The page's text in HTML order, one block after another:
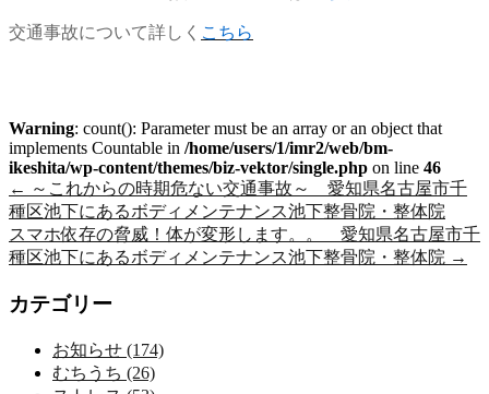
交通事故について詳しく こちら
Warning: count(): Parameter must be an array or an object that
implements Countable in /home/users/1/imr2/web/bm-
ikeshita/wp-content/themes/biz-vektor/single.php on line 46
← ～これからの時期危ない交通事故～ 愛知県名古屋市千
種区池下にあるボディメンテナンス池下整骨院・整体院
スマホ依存の脅威！体が変形します。。 愛知県名古屋市千
種区池下にあるボディメンテナンス池下整骨院・整体院 →
カテゴリー
お知らせ (174)
むちうち (26)